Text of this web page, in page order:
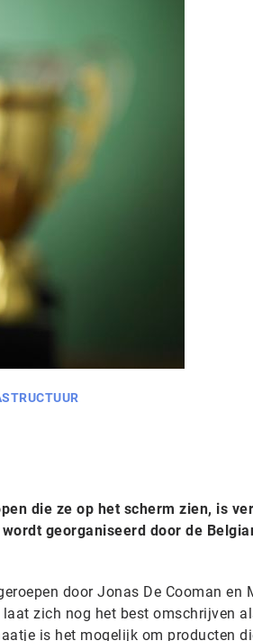
die ze op het scherm zien, is
wordt georganiseerd door de
door Jonas De Cooman en
zich nog het best omschrijven
is het mogelijk om producten